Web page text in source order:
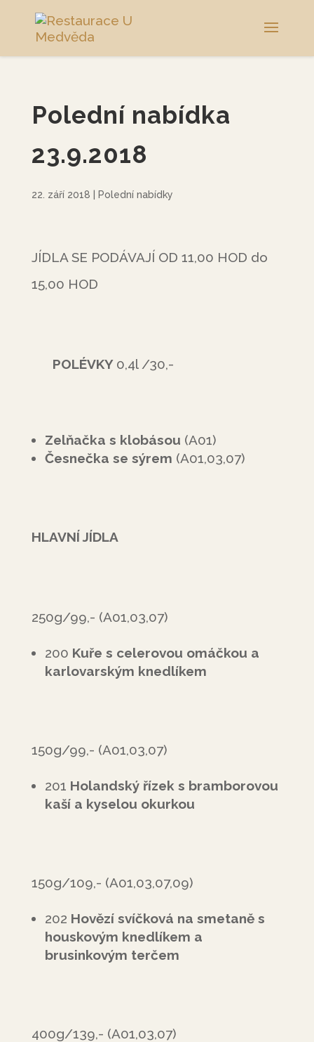
Polední nabídka
23.9.2018
22. září 2018 Polední nabídky
JÍDLA SE PODÁVAJÍ OD 11,00 HOD do
15,00 HOD
POLÉVKY 0,4l /30,-
Zelňačka s klobásou (A01)
Česnečka se sýrem (A01,03,07)
HLAVNÍ JÍDLA
250g/99,- (A01,03,07)
200 Kuře s celerovou omáčkou a
karlovarským knedlíkem
150g/99,- (A01,03,07)
201 Holandský řízek s bramborovou
kaší a kyselou okurkou
150g/109,- (A01,03,07,09)
202 Hovězí svíčková na smetaně s
houskovým knedlíkem a
brusinkovým terčem
400g/139,- (A01,03,07)